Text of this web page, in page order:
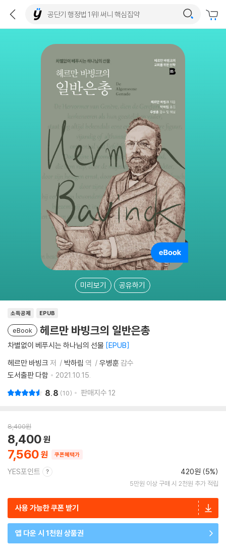
미리보기 공유하기
소득공제 EPUB
eBook 헤르만 바빙크의 일반은총
차별없이 베푸시는 하나님의 선물 EPUB
헤르만 바빙크 저 박하림 역 우병훈 감수
도서출판 다함
2021.10.15.
8.8 10 판매지수 12
8,400원
7,560
8,400
쿠폰혜택가
YES포인트 420원 (5%)
5만원 이상 구매 시 2천원 추가 적립
사용 가능한 쿠폰 받기
앱 다운 시 1천원 상품권